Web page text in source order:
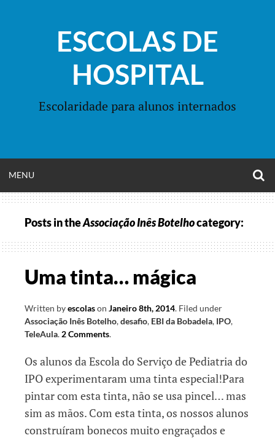
ESCOLAS DE
HOSPITAL
Escolaridade para alunos internados
MENU
MENU
Posts in theAssociação Inês Botelhocategory:
Uma tinta… mágica
Written byescolason Janeiro 8th, 2014. Filed under
Associação Inês Botelho,desafio, EBI da Bobadela, IPO,
TeleAula. 2 Comments.
Os alunos da Escola do Serviço de Pediatria do
IPO experimentaram uma tinta especial!Para
pintar com esta tinta, não se usa pincel… mas
sim as mãos. Com esta tinta, os nossos alunos
construíram bonecos muito engraçados e